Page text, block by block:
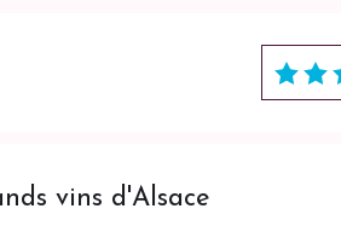
vins d'Alsace